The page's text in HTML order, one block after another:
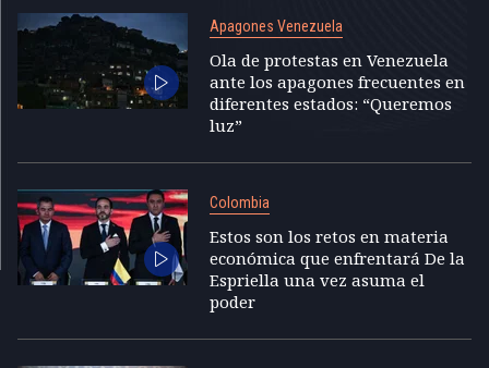
Apagones Venezuela
Ola de protestas en Venezuela
ante los apagones frecuentes en
diferentes estados: “Queremos
luz”
Colombia
Estos son los retos en materia
económica que enfrentará De la
Espriella una vez asuma el
poder